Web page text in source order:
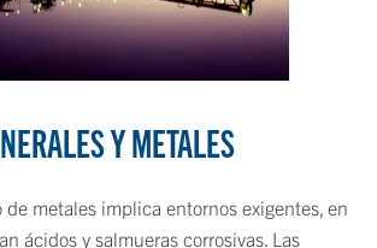
Y METALES
de metales implica entornos exigentes, en
ácidos y salmueras corrosivas. Las